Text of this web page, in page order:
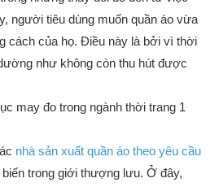
người tiêu dùng muốn quần áo vừa
cách của họ. Điều này là bởi vì thời
như không còn thu hút được
nhà sản xuất quần áo theo yêu cầu
trong giới thượng lưu. Ở đây,